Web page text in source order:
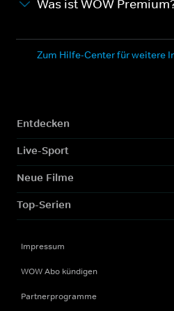
Was ist WOW
Zum Hilfe-Center für weitere
Entdecken
Live-Sport
Neue Filme
Top-Serien
Impressum
WOW Abo kündigen
Partnerprogramme